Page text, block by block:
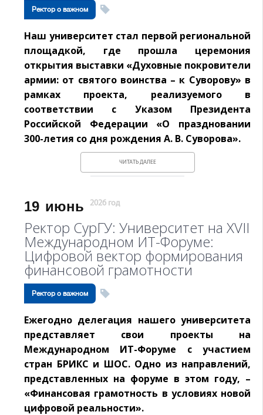
Ректор о важном
Наш университет стал первой региональной
площадкой, где прошла церемония
открытия выставки «Духовные покровители
армии: от святого воинства – к Суворову» в
рамках проекта, реализуемого в
соответствии с Указом Президента
Российской Федерации «О праздновании
300-летия со дня рождения А. В. Суворова».
ЧИТАТЬ ДАЛЕЕ
19 июнь 2026 год
Ректор СурГУ: Университет на XVII
Международном ИT-Форуме:
Цифровой вектор формирования
финансовой грамотности
Ректор о важном
Ежегодно делегация нашего университета
представляет свои проекты на
Международном ИT-Форуме с участием
стран БРИКС и ШОС. Одно из направлений,
представленных на форуме в этом году, –
«Финансовая грамотность в условиях новой
цифровой реальности».